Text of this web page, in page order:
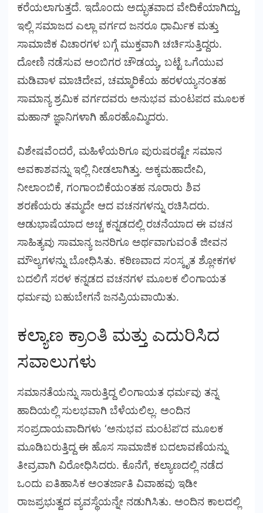
ಕರೆಯಲಾಗುತ್ತದೆ. ಇದೊಂದು ಅದ್ಭುತವಾದ ವೇದಿಕೆಯಾಗಿದ್ದು,
ಇಲ್ಲಿ ಸಮಾಜದ ಎಲ್ಲಾ ವರ್ಗದ ಜನರೂ ಧಾರ್ಮಿಕ ಮತ್ತು
ಸಾಮಾಜಿಕ ವಿಚಾರಗಳ ಬಗ್ಗೆ ಮುಕ್ತವಾಗಿ ಚರ್ಚಿಸುತ್ತಿದ್ದರು.
ದೋಣಿ ನಡೆಸುವ ಅಂಬಿಗರ ಚೌಡಯ್ಯ, ಬಟ್ಟೆ ಒಗೆಯುವ
ಮಡಿವಾಳ ಮಾಚಿದೇವ, ಚಮ್ಮಾರಿಕೆಯ ಹರಳಯ್ಯನಂತಹ
ಸಾಮಾನ್ಯ ಶ್ರಮಿಕ ವರ್ಗದವರು ಅನುಭವ ಮಂಟಪದ ಮೂಲಕ
ಮಹಾನ್ ಜ್ಞಾನಿಗಳಾಗಿ ಹೊರಹೊಮ್ಮಿದರು.
ವಿಶೇಷವೆಂದರೆ, ಮಹಿಳೆಯರಿಗೂ ಪುರುಷರಷ್ಟೇ ಸಮಾನ
ಅವಕಾಶವನ್ನು ಇಲ್ಲಿ ನೀಡಲಾಗಿತ್ತು. ಅಕ್ಕಮಹಾದೇವಿ,
ನೀಲಾಂಬಿಕೆ, ಗಂಗಾಂಬಿಕೆಯಂತಹ ನೂರಾರು ಶಿವ
ಶರಣೆಯರು ತಮ್ಮದೇ ಆದ ವಚನಗಳನ್ನು ರಚಿಸಿದರು.
ಆಡುಭಾಷೆಯಾದ ಅಚ್ಚ ಕನ್ನಡದಲ್ಲಿ ರಚನೆಯಾದ ಈ ವಚನ
ಸಾಹಿತ್ಯವು ಸಾಮಾನ್ಯ ಜನರಿಗೂ ಅರ್ಥವಾಗುವಂತೆ ಜೀವನ
ಮೌಲ್ಯಗಳನ್ನು ಬೋಧಿಸಿತು. ಕಠಿಣವಾದ ಸಂಸ್ಕೃತ ಶ್ಲೋಕಗಳ
ಬದಲಿಗೆ ಸರಳ ಕನ್ನಡದ ವಚನಗಳ ಮೂಲಕ ಲಿಂಗಾಯತ
ಧರ್ಮವು ಬಹುಬೇಗನೆ ಜನಪ್ರಿಯವಾಯಿತು.
ಕಲ್ಯಾಣ ಕ್ರಾಂತಿ ಮತ್ತು ಎದುರಿಸಿದ
ಸವಾಲುಗಳು
ಸಮಾನತೆಯನ್ನು ಸಾರುತ್ತಿದ್ದ ಲಿಂಗಾಯತ ಧರ್ಮವು ತನ್ನ
ಹಾದಿಯಲ್ಲಿ ಸುಲಭವಾಗಿ ಬೆಳೆಯಲಿಲ್ಲ. ಅಂದಿನ
ಸಂಪ್ರದಾಯವಾದಿಗಳು ‘ಅನುಭವ ಮಂಟಪ’ದ ಮೂಲಕ
ಮೂಡಿಬರುತ್ತಿದ್ದ ಈ ಹೊಸ ಸಾಮಾಜಿಕ ಬದಲಾವಣೆಯನ್ನು
ತೀವ್ರವಾಗಿ ವಿರೋಧಿಸಿದರು. ಕೊನೆಗೆ, ಕಲ್ಯಾಣದಲ್ಲಿ ನಡೆದ
ಒಂದು ಐತಿಹಾಸಿಕ ಅಂತರ್ಜಾತಿ ವಿವಾಹವು ಇಡೀ
ರಾಜಪ್ರಭುತ್ವದ ವ್ಯವಸ್ಥೆಯನ್ನೇ ನಡುಗಿಸಿತು. ಅಂದಿನ ಕಾಲದಲ್ಲಿ